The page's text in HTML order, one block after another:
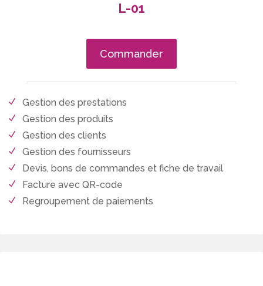
L-01
Commander
Gestion des prestations
Gestion des produits
Gestion des clients
Gestion des fournisseurs
Devis, bons de commandes et fiche de travail
Facture avec QR-code
Regroupement de paiements